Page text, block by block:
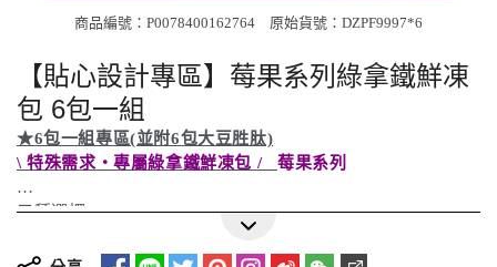
商品編號：P0078400162764 原始貨號：DZPF9997*6
【貼心設計專區】莓果系列綠拿鐵鮮凍
包 6包一組
★6包一組專區(並附6包大豆胜肽)
\ 特殊需求・專屬綠拿鐵鮮凍包 / 莓果系列
三種選擇:
因應癌友需求，目前僅有此三種選擇，造成不便請見諒:
更多詳細介紹